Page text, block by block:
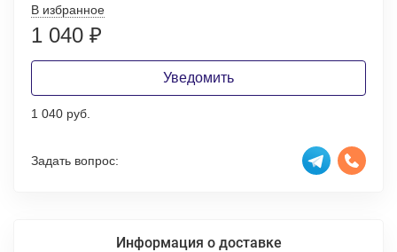
В избранное
1 040 ₽
Уведомить
1 040 руб.
Задать вопрос:
Информация о доставке